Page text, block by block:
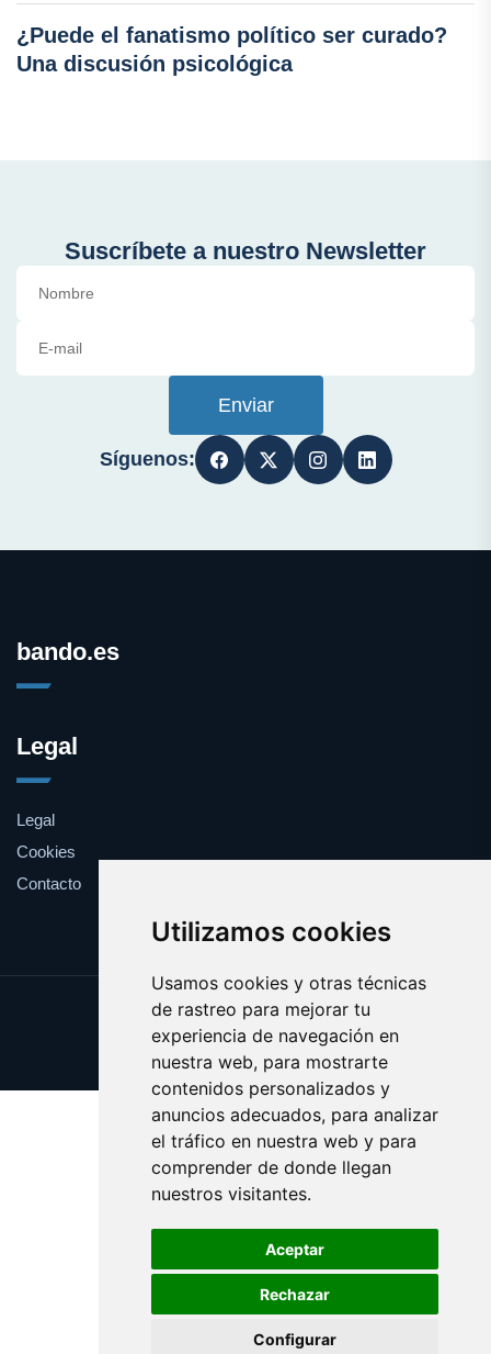
Utilizamos cookies
Usamos cookies y otras técnicas
de rastreo para mejorar tu
experiencia de navegación en
nuestra web, para mostrarte
contenidos personalizados y
anuncios adecuados, para analizar
el tráfico en nuestra web y para
comprender de donde llegan
nuestros visitantes.
Aceptar
Rechazar
Configurar
¿Puede el fanatismo político ser curado?
Una discusión psicológica
Suscríbete a nuestro Newsletter
Enviar
Síguenos:
bando.es
Legal
Legal
Cookies
Contacto
Update cookies preferences
Copyright © 2025 bando.es